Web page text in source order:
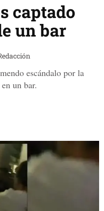
captado
un bar
escándalo por la
un bar.